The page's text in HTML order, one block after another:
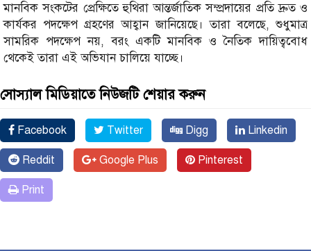
মানবিক সংকটের প্রেক্ষিতে হুথিরা আন্তর্জাতিক সম্প্রদায়ের প্রতি দ্রুত ও
কার্যকর পদক্ষেপ গ্রহণের আহ্বান জানিয়েছে। তারা বলেছে, শুধুমাত্র
সামরিক পদক্ষেপ নয়, বরং একটি মানবিক ও নৈতিক দায়িত্ববোধ
থেকেই তারা এই অভিযান চালিয়ে যাচ্ছে।
সোস্যাল মিডিয়াতে নিউজটি শেয়ার করুন
Facebook Twitter Digg Linkedin
Reddit Google Plus Pinterest
Print